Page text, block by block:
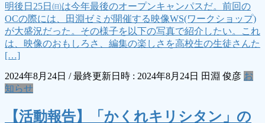
明後日25日㈰は今年最後のオープンキャンパスだ。前回の
OCの際には、田淵ゼミが開催する映像WS(ワークショップ)
が大盛況だった。その様子を以下の写真で紹介したい。これ
は、映像のおもしろさ、編集の楽しさを高校生の生徒さんた
[…]
2024年8月24日 / 最終更新日時 : 2024年8月24日 田淵 俊彦 お
知らせ
【活動報告】「かくれキリシタン」の